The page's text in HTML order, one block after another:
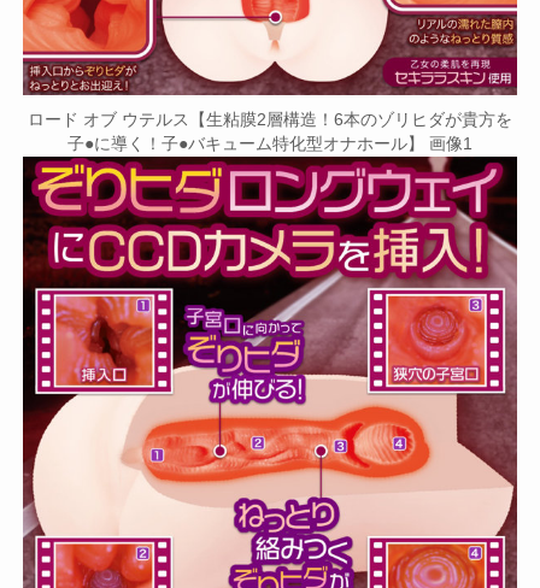
ロード オブ ウテルス【生粘膜2層構造！6本のゾリヒダが貴方を
子●に導く！子●バキューム特化型オナホール】 画像1